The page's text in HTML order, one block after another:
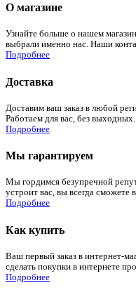
О магазине
Узнайте больше о нашем
выбрали именно нас. Наши
Подробнее
Доставка
Доставим ваш заказ в любой
Работаем для вас, без выходных.
Подробнее
Мы гарантируем
Мы гордимся безупречной
устроит вас, вы всегда сможете
Подробнее
Как купить
Ваш первый заказ в интернет-
сделать покупки в интернете
Подробнее